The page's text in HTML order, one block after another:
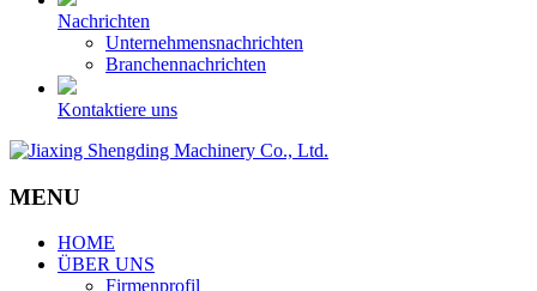
Nachrichten
Unternehmensnachrichten
Branchennachrichten
Kontaktiere uns
MENU
HOME
ÜBER UNS
Firmenprofil